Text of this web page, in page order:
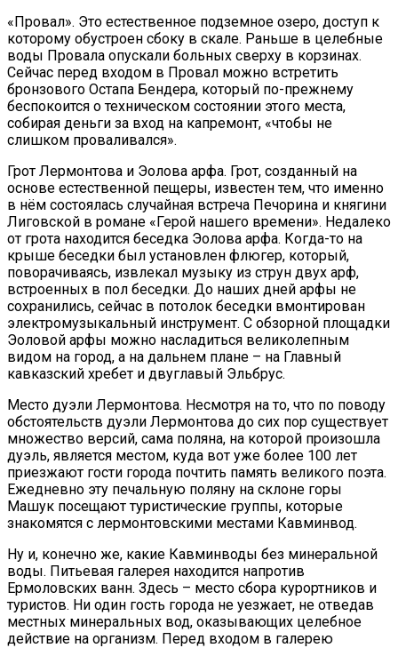
«Провал». Это естественное подземное озеро, доступ к
которому обустроен сбоку в скале. Раньше в целебные
воды Провала опускали больных сверху в корзинах.
Сейчас перед входом в Провал можно встретить
бронзового Остапа Бендера, который по-прежнему
беспокоится о техническом состоянии этого места,
собирая деньги за вход на капремонт, «чтобы не
слишком проваливался».
Грот Лермонтова и Эолова арфа. Грот, созданный на
основе естественной пещеры, известен тем, что именно
в нём состоялась случайная встреча Печорина и княгини
Лиговской в романе «Герой нашего времени». Недалеко
от грота находится беседка Эолова арфа. Когда-то на
крыше беседки был установлен флюгер, который,
поворачиваясь, извлекал музыку из струн двух арф,
встроенных в пол беседки. До наших дней арфы не
сохранились, сейчас в потолок беседки вмонтирован
электромузыкальный инструмент. С обзорной площадки
Эоловой арфы можно насладиться великолепным
видом на город, а на дальнем плане – на Главный
кавказский хребет и двуглавый Эльбрус.
Место дуэли Лермонтова. Несмотря на то, что по поводу
обстоятельств дуэли Лермонтова до сих пор существует
множество версий, сама поляна, на которой произошла
дуэль, является местом, куда вот уже более 100 лет
приезжают гости города почтить память великого поэта.
Ежедневно эту печальную поляну на склоне горы
Машук посещают туристические группы, которые
знакомятся с лермонтовскими местами Кавминвод.
Ну и, конечно же, какие Кавминводы без минеральной
воды. Питьевая галерея находится напротив
Ермоловских ванн. Здесь – место сбора курортников и
туристов. Ни один гость города не уезжает, не отведав
местных минеральных вод, оказывающих целебное
действие на организм. Перед входом в галерею